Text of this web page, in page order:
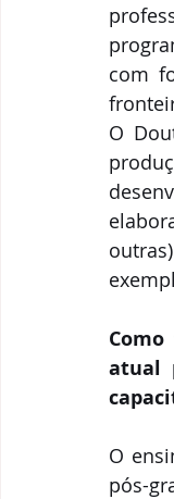
com
O
atual
O
pós-